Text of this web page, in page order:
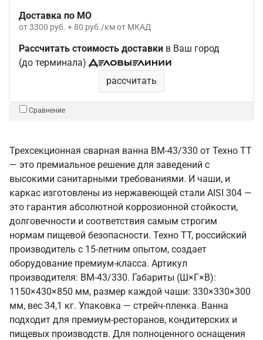
Доставка по МО
от 3300 руб. + 80 руб./км от МКАД
Рассчитать стоимость доставки в Ваш город
(до терминала)
рассчитать
Сравнение
Трехсекционная сварная ванна ВМ-43/330 от Техно ТТ
— это премиальное решение для заведений с
высокими санитарными требованиями. И чаши, и
каркас изготовлены из нержавеющей стали AISI 304 —
это гарантия абсолютной коррозионной стойкости,
долговечности и соответствия самым строгим
нормам пищевой безопасности. Техно ТТ, российский
производитель с 15-летним опытом, создает
оборудование премиум-класса. Артикул
производителя: ВМ-43/330. Габариты (Ш×Г×В):
1150×430×850 мм, размер каждой чаши: 330×330×300
мм, вес 34,1 кг. Упаковка — стрейч-пленка. Ванна
подходит для премиум-ресторанов, кондитерских и
пищевых производств. Для полноценного оснащения